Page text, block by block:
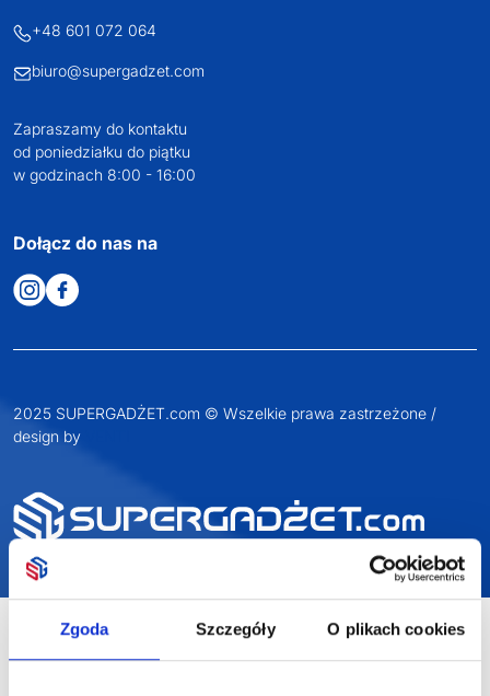
Zgoda Szczegóły O plikach cookies
+48 601 072 064
biuro@supergadzet.com
Zapraszamy do kontaktu
od poniedziałku do piątku
w godzinach 8:00 - 16:00
Dołącz do nas na
2025 SUPERGADŻET.com © Wszelkie prawa zastrzeżone /
design by